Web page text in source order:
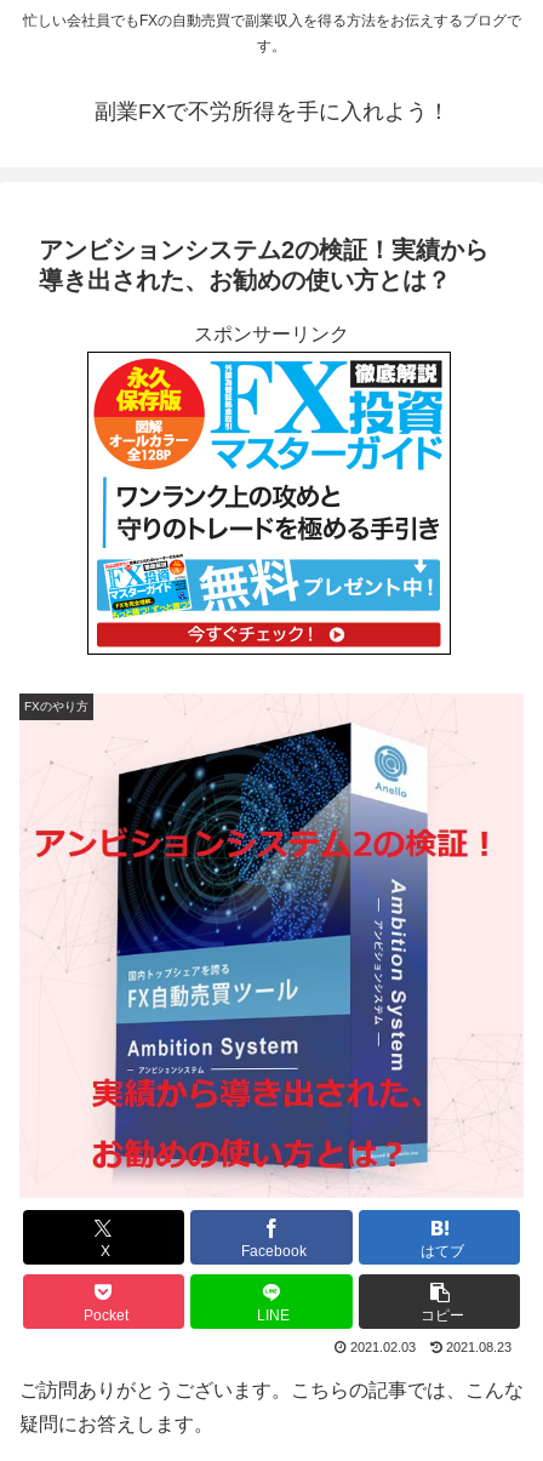
忙しい会社員でもFXの自動売買で副業収入を得る方法をお伝えするブログで
す。
副業FXで不労所得を手に入れよう！
アンビションシステム2の検証！実績から
導き出された、お勧めの使い方とは？
スポンサーリンク
FXのやり方
X Facebook はてブ
Pocket LINE コピー
2021.02.03 2021.08.23
ご訪問ありがとうございます。こちらの記事では、こんな
疑問にお答えします。